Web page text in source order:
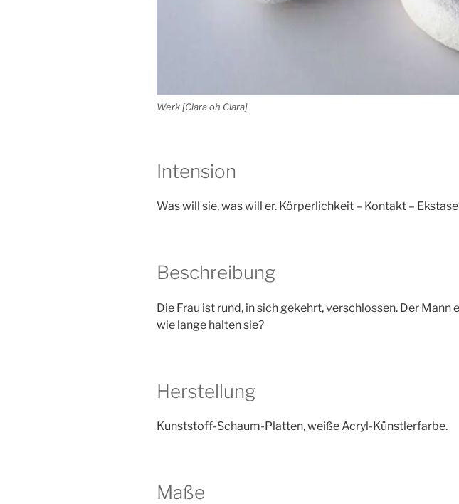
Werk [Clara oh Clara]
Intension
Was will sie, was will er. Körperlichkeit – Kontakt –
Beschreibung
Die Frau ist rund, in sich gekehrt, verschlossen. Der
wie lange halten sie?
Herstellung
Kunststoff-Schaum-Platten, weiße Acryl-Künstlerfarbe.
Maße